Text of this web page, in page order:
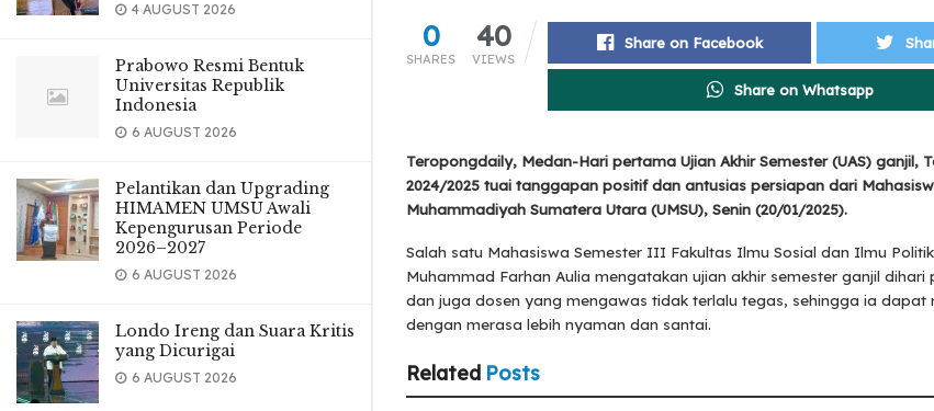
4 AUGUST 2026
Prabowo Resmi Bentuk
Universitas Republik
Indonesia
6 AUGUST 2026
Pelantikan dan Upgrading
HIMAMEN UMSU Awali
Kepengurusan Periode
2026–2027
6 AUGUST 2026
Londo Ireng dan Suara Kritis
yang Dicurigai
6 AUGUST 2026
0
SHARES
40
VIEWS
Share on Facebook
Share on Whatsapp
Teropongdaily, Medan-Hari pertama Ujian Akhir Semester (UAS) ganjil,
2024/2025 tuai tanggapan positif dan antusias persiapan dari
Muhammadiyah Sumatera Utara (UMSU), Senin (20/01/2025).
Salah satu Mahasiswa Semester III Fakultas Ilmu Sosial dan Ilmu
Muhammad Farhan Aulia mengatakan ujian akhir semester ganjil dihari
dan juga dosen yang mengawas tidak terlalu tegas, sehingga ia dapat
dengan merasa lebih nyaman dan santai.
Related Posts